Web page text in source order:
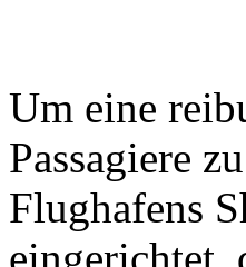
Um eine
Passagiere
Flughafens
eingerichtet,